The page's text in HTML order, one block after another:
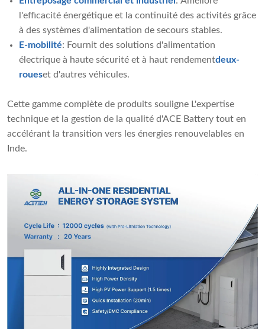
l'efficacité énergétique et la continuité des activités grâce
à des systèmes d'alimentation de secours stables.
E-mobilité: Fournit des solutions d'alimentation
électrique à haute sécurité et à haut rendementdeux-
roueset d'autres véhicules.
Cette gamme complète de produits souligne L'expertise
technique et la gestion de la qualité d'ACE Battery tout en
accélérant la transition vers les énergies renouvelables en
Inde.